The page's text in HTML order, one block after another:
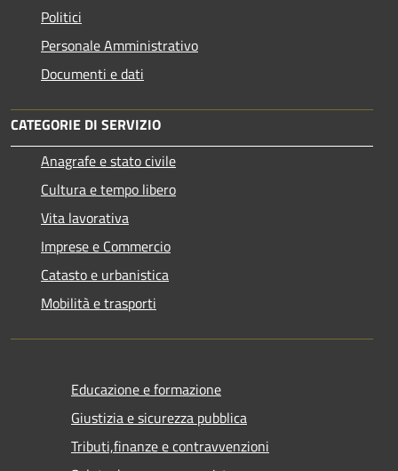
Politici
Personale Amministrativo
Documenti e dati
CATEGORIE DI SERVIZIO
Anagrafe e stato civile
Cultura e tempo libero
Vita lavorativa
Imprese e Commercio
Catasto e urbanistica
Mobilità e trasporti
Educazione e formazione
Giustizia e sicurezza pubblica
Tributi,finanze e contravvenzioni